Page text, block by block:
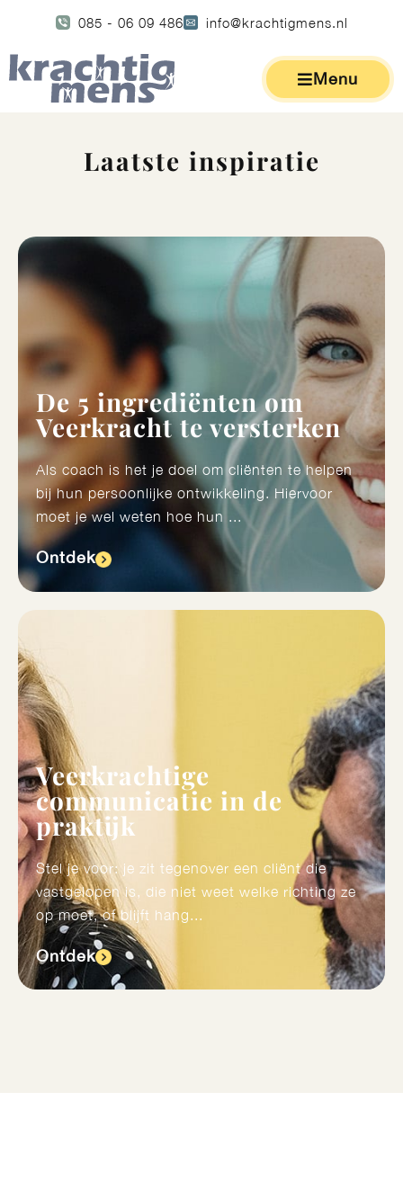
085 - 06 09 486 info@krachtigmens.nl
Menu
Laatste inspiratie
De 5 ingrediënten om
Veerkracht te versterken
Als coach is het je doel om cliënten te helpen
bij hun persoonlijke ontwikkeling. Hiervoor
moet je wel weten hoe hun ...
Ontdek​
Veerkrachtige
communicatie in de
praktijk
Stel je voor: je zit tegenover een cliënt die
vastgelopen is, die niet weet welke richting ze
op moet, of blijft hang...
Ontdek​